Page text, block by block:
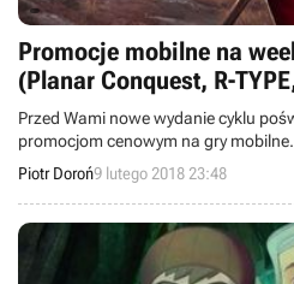
Promocje mobilne na
(Planar Conquest, R-
Przed Wami nowe wydanie cyklu
promocjom cenowym na gry
informacje o przecenach takich
TYPE, Doom & Destiny, Death Point,
Johnny Bonasera Ep. 1.
Piotr Doroń9 lutego 2018 23:48